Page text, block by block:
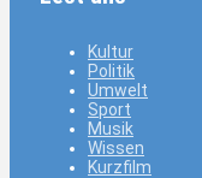
Kultur
Politik
Umwelt
Sport
Musik
Wissen
Kurzfilm